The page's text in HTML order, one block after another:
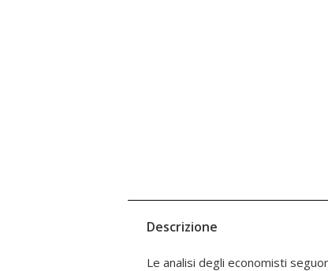
Descrizione
Le analisi degli economisti
virtù degli economisti quali